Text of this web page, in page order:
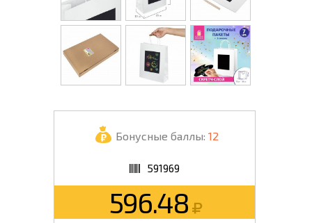
Бонусные баллы: 12
591969
596.48